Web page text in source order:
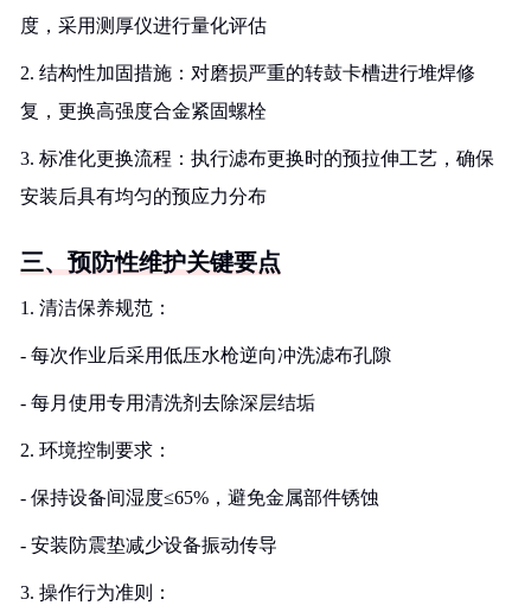
度，采用测厚仪进行量化评估
2. 结构性加固措施：对磨损严重的转鼓卡槽进行堆焊修
复，更换高强度合金紧固螺栓
3. 标准化更换流程：执行滤布更换时的预拉伸工艺，确保
安装后具有均匀的预应力分布
三、预防性维护关键要点
1. 清洁保养规范：
- 每次作业后采用低压水枪逆向冲洗滤布孔隙
- 每月使用专用清洗剂去除深层结垢
2. 环境控制要求：
- 保持设备间湿度≤65%，避免金属部件锈蚀
- 安装防震垫减少设备振动传导
3. 操作行为准则：